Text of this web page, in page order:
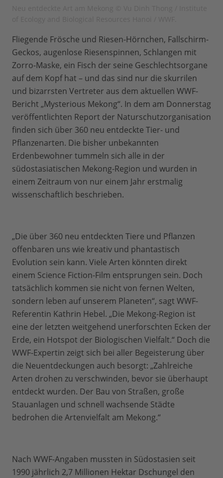
Fliegende Frösche und Riesen-Hörnchen, Fallschirm-
Geckos, augenlose Riesenspinnen, Schlangen mit
Zorro-Maske, ein Fisch der seine Geschlechtsorgane
auf dem Kopf hat – und das sind nur die skurrilen
und bizarrsten Vertreter aus dem aktuellen WWF-
Bericht „Mysterious Mekong“. In dem am Donnerstag
veröffentlichten Report der Naturschutzorganisation
finden sich über 360 neu entdeckte Tier- und
Pflanzenarten. Die bisher unbekannten
Erdenbewohner tummeln sich alle in der
südostasiatischen Mekong-Region und wurden in
einem Zeitraum von nur einem Jahr erstmalig
wissenschaftlich beschrieben.
„Die über 360 neu entdeckten Tiere und Pflanzen
offenbaren uns wie kreativ und phantastisch
Evolution sein kann. Viele Arten könnten direkt
einem Science Fiction-Film entsprungen sein. Doch
tatsächlich kommen sie nicht von fernen Welten,
sondern leben auf unserem Planeten“, sagt WWF-
Referentin Kathrin Hebel. „Die Mekong-Region ist
eine der letzten weitgehend unerforschten Ecken der
Erde, ein Hotspot der Biologischen Vielfalt.“ Doch die
WWF-Expertin zeigt sich bei aller Begeisterung über
die Neuentdeckungen auch besorgt: „Zahlreiche
Arten drohen zu verschwinden, bevor sie überhaupt
entdeckt wurden. Der Bau von Straßen, große
Stauanlagen und schnell wachsende Städte
bedrohen die Artenvielfalt am Mekong.“
Nach WWF-Angaben mussten in Südostasien seit
1990 jährlich 2,7 Millionen Hektar Dschungel den